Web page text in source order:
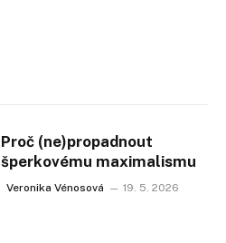
Proč (ne)propadnout
šperkovému maximalismu
Veronika Vénosová 19. 5. 2026